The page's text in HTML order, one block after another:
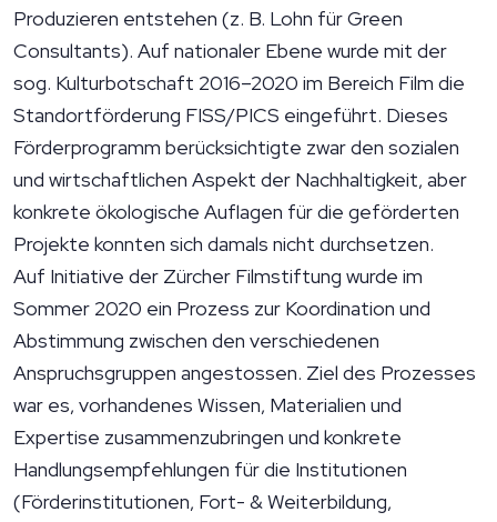
Produzieren entstehen (z. B. Lohn für Green
Consultants). Auf nationaler Ebene wurde mit der
sog. Kulturbotschaft 2016–2020 im Bereich Film die
Standortförderung FISS/PICS eingeführt. Dieses
Förderprogramm berücksichtigte zwar den sozialen
und wirtschaftlichen Aspekt der Nachhaltigkeit, aber
konkrete ökologische Auflagen für die geförderten
Projekte konnten sich damals nicht durchsetzen.
Auf Initiative der Zürcher Filmstiftung wurde im
Sommer 2020 ein Prozess zur Koordination und
Abstimmung zwischen den verschiedenen
Anspruchsgruppen angestossen. Ziel des Prozesses
war es, vorhandenes Wissen, Materialien und
Expertise zusammenzubringen und konkrete
Handlungsempfehlungen für die Institutionen
(Förderinstitutionen, Fort- & Weiterbildung,